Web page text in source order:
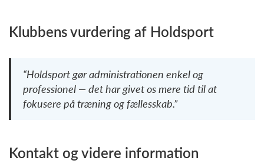
Klubbens vurdering af Holdsport
“Holdsport gør administrationen enkel og
professionel — det har givet os mere tid til at
fokusere på træning og fællesskab.”
Kontakt og videre information